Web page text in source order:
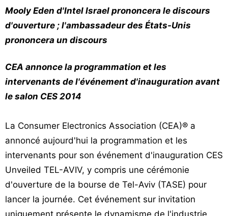
Vos
chroniques
Les
adresses
Mooly Eden d'Intel Israel prononcera le discours
d'ouverture ; l'ambassadeur des États-Unis
prononcera un discours
CEA annonce la programmation et les
intervenants de l'événement d'inauguration avant
le salon CES 2014
La Consumer Electronics Association (CEA)® a
annoncé aujourd'hui la programmation et les
intervenants pour son événement d'inauguration CES
Unveiled TEL-AVIV, y compris une cérémonie
d'ouverture de la bourse de Tel-Aviv (TASE) pour
lancer la journée. Cet événement sur invitation
uniquement présente le dynamisme de l'industrie